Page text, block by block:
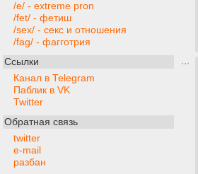
/e/ - extreme pron
/fet/ - фетиш
/sex/ - секс и отношения
/fag/ - фагготрия
Ссылки
Канал в Telegram
Паблик в VK
Twitter
Обратная связь
twitter
e-mail
разбан